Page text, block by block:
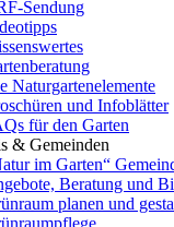
Sendung
Naturgartenelemente
und Infoblätter
für den Garten
& Gemeinden
im Garten“
Beratung und
planen und